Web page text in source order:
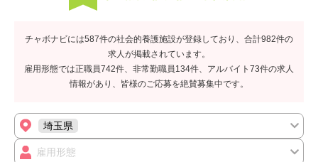
チャボナビには587件の社会的養護施設が登録しており、合計982件の
求人が掲載されています。
雇用形態では正職員742件、非常勤職員134件、アルバイト73件の求人
情報があり、皆様のご応募を絶賛募集中です。
埼玉県
雇用形態